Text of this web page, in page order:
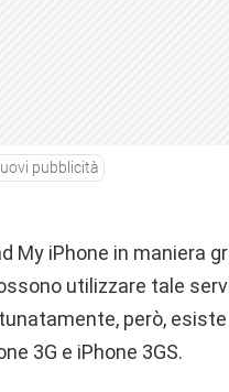
pubblicità
My iPhone in maniera
utilizzare tale
però,
3G e iPhone 3GS.